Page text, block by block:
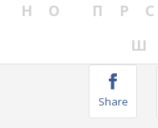
Н
О П Р С
Ш
Share